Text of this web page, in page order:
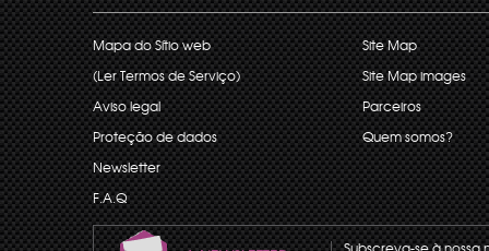
Mapa do Sítio web
(Ler Termos de Serviço)
Aviso legal
Proteção de dados
Newsletter
F.A.Q
Site Map
Site Map images
Parceiros
Quem somos?